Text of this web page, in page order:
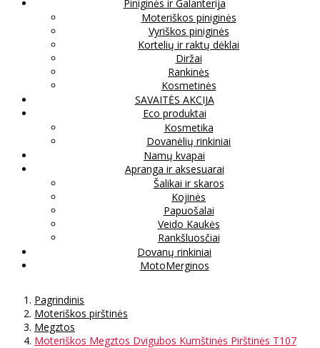
Piniginės ir Galanterija
Moteriškos piniginės
Vyriškos piniginės
Kortelių ir raktų dėklai
Diržai
Rankinės
Kosmetinės
SAVAITĖS AKCIJA
Eco produktai
Kosmetika
Dovanėlių rinkiniai
Namų kvapai
Apranga ir aksesuarai
Šalikai ir skaros
Kojinės
Papuošalai
Veido Kaukės
Rankšluosčiai
Dovanų rinkiniai
MotoMerginos
Pagrindinis
Moteriškos pirštinės
Megztos
Moteriškos Megztos Dvigubos Kumštinės Pirštinės T107